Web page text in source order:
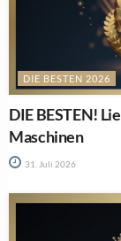
DIE BESTEN 2026
DIE BESTEN!
Maschinen
31. Juli 2026